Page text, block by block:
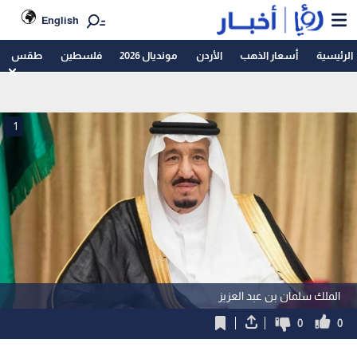
English
الرئيسية أسعار الذهب الأردن مونديال 2026 فلسطين طقس
الملك سلمان بن عبد العزيز
1
0
0